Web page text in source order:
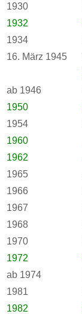
1930
1932
1934
16. März 1945
ab 1946
1950
1954
1960
1962
1965
1966
1967
1968
1970
1972
ab 1974
1981
1982